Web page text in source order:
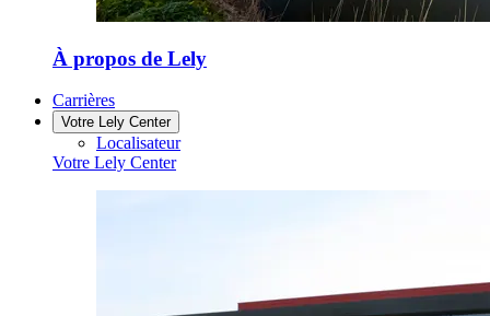
À propos de Lely
Carrières
Votre Lely Center
Localisateur
Votre Lely Center